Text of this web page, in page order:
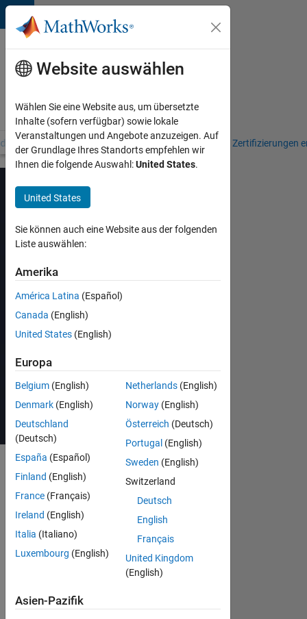
Weiter zum Inhalt
Schulungen
zu
MATLAB
Simulink
Schulungsangebot Kurs finden Meine Kurse Zertifizierungen
Modellierung
mechanischer
Mehrkörpersysteme
mit
Simscape
ansehen
und
anmelden
Kursbeschreibung
Dieser
konzentriert
sich
man
Website auswählen
Wählen Sie eine Website aus, um übersetzte
Inhalte (sofern verfügbar) sowie lokale
Veranstaltungen und Angebote anzuzeigen. Auf
der Grundlage Ihres Standorts empfehlen wir
Ihnen die folgende Auswahl:United States.
United States
Sie können auch eine Website aus der folgenden
Liste auswählen:
Amerika
América Latina (Español)
Canada (English)
United States (English)
Europa
Belgium (English)
Denmark (English)
Deutschland
(Deutsch)
España (Español)
Finland (English)
France (Français)
Ireland (English)
Italia (Italiano)
Luxembourg (English)
Netherlands(English)
Norway(English)
Österreich (Deutsch)
Portugal (English)
Sweden (English)
Switzerland
Deutsch
English
Français
United Kingdom
(English)
Asien-Pazifik